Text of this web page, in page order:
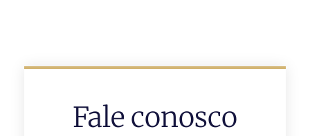
Fale conosco